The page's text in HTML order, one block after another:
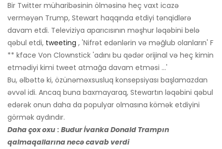
Bir Twitter müharibəsinin ölməsinə heç vaxt icazə
verməyən Trump, Stewart haqqında etdiyi tənqidlərə
davam etdi. Televiziya aparıcısının məşhur ləqəbini belə
qəbul etdi, tweeting , 'Nifrət edənlərin və məğlub olanların' F
** kface Von Clownstick 'adını bu qədər orijinal və heç kimin
etmədiyi kimi tweet atmağa davam etməsi ...'
Bu, əlbəttə ki, özünəməxsusluq konsepsiyası başlamazdan
əvvəl idi. Ancaq buna baxmayaraq, Stewartın ləqəbini qəbul
edərək onun daha da populyar olmasına kömək etdiyini
görmək aydındır.
Daha çox oxu : Budur İvanka Donald Trampın
qalmaqallarına necə cavab verdi